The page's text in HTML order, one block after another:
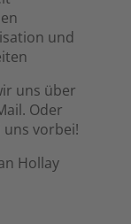
und
uns über
Oder
uns vorbei!
Hollay